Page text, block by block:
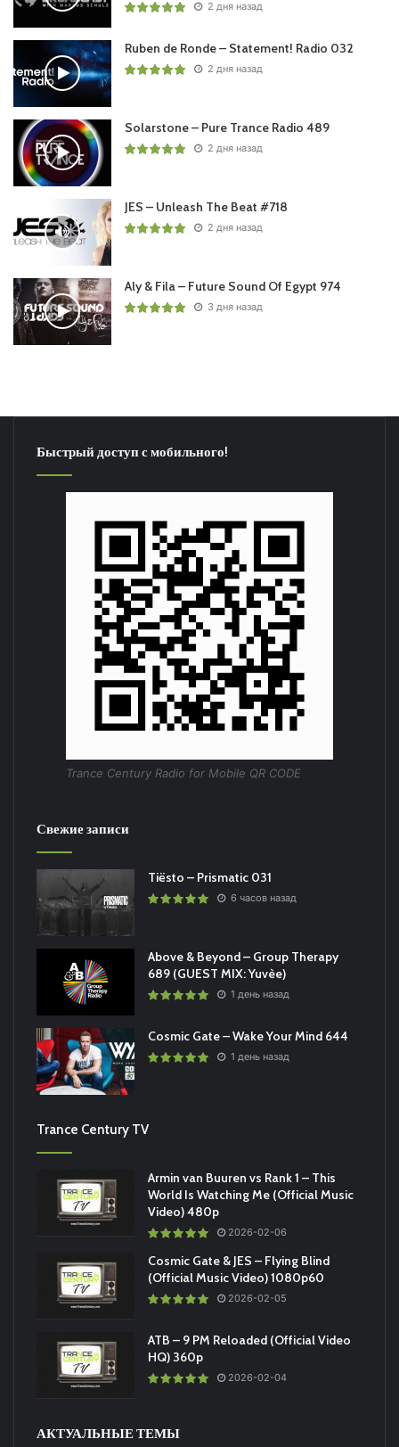
2 дня назад
Ruben de Ronde – Statement! Radio 032
2 дня назад
Solarstone – Pure Trance Radio 489
2 дня назад
JES – Unleash The Beat #718
2 дня назад
Aly & Fila – Future Sound Of Egypt 974
3 дня назад
Быстрый доступ с мобильного!
Trance Century Radio for Mobile QR CODE
Свежие записи
Tiësto – Prismatic 031
6 часов назад
Above & Beyond – Group Therapy
689 (GUEST MIX: Yuvèe)
1 день назад
Cosmic Gate – Wake Your Mind 644
1 день назад
Trance Century TV
Armin van Buuren vs Rank 1 – This
World Is Watching Me (Official Music
Video) 480p
2026-02-06
Cosmic Gate & JES – Flying Blind
(Official Music Video) 1080p60
2026-02-05
ATB – 9 PM Reloaded (Official Video
HQ) 360p
2026-02-04
АКТУАЛЬНЫЕ ТЕМЫ